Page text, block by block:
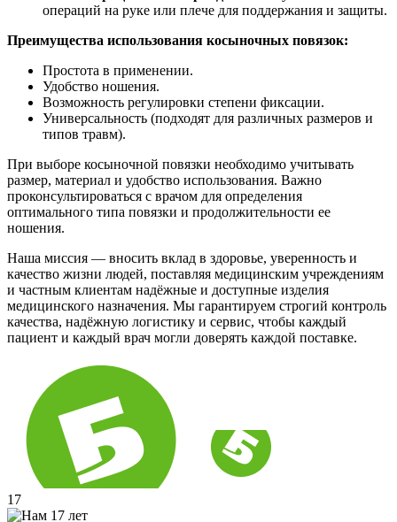
операций на руке или плече для поддержания и защиты.
Преимущества использования косыночных повязок:
Простота в применении.
Удобство ношения.
Возможность регулировки степени фиксации.
Универсальность (подходят для различных размеров и
типов травм).
При выборе косыночной повязки необходимо учитывать
размер, материал и удобство использования. Важно
проконсультироваться с врачом для определения
оптимального типа повязки и продолжительности ее
ношения.
Наша миссия — вносить вклад в здоровье, уверенность и
качество жизни людей, поставляя медицинским учреждениям
и частным клиентам надёжные и доступные изделия
медицинского назначения. Мы гарантируем строгий контроль
качества, надёжную логистику и сервис, чтобы каждый
пациент и каждый врач могли доверять каждой поставке.
17